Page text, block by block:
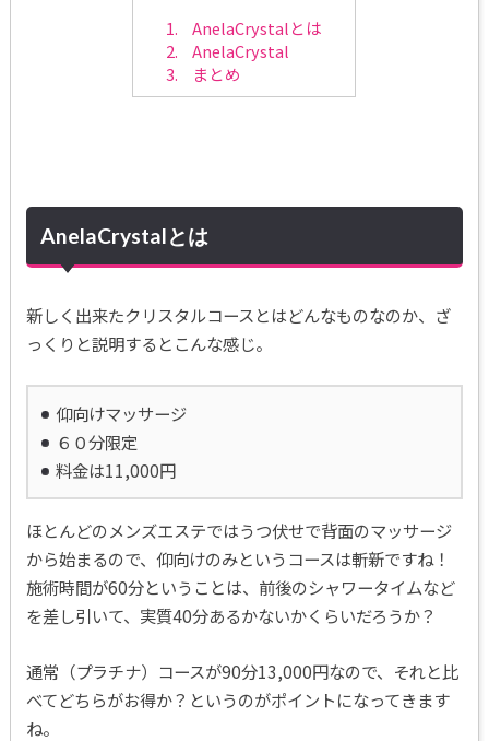
1.
AnelaCrystalとは
2.
AnelaCrystal
3.
まとめ
AnelaCrystalとは
新しく出来たクリスタルコースとはどんなものなのか、ざ
っくりと説明するとこんな感じ。
仰向けマッサージ
６０分限定
料金は11,000円
ほとんどのメンズエステではうつ伏せで背面のマッサージ
から始まるので、仰向けのみというコースは斬新ですね！
施術時間が60分ということは、前後のシャワータイムなど
を差し引いて、実質40分あるかないかくらいだろうか？
通常（プラチナ）コースが90分13,000円なので、それと比
べてどちらがお得か？というのがポイントになってきます
ね。